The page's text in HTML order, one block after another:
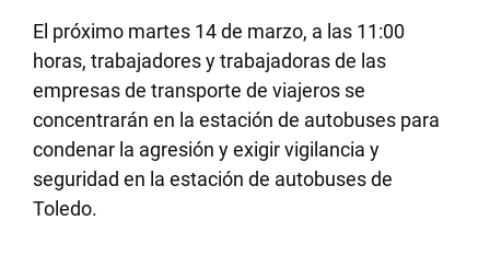
El próximo martes 14 de marzo, a las 11:00
horas, trabajadores y trabajadoras de las
empresas de transporte de viajeros se
concentrarán en la estación de autobuses para
condenar la agresión y exigir vigilancia y
seguridad en la estación de autobuses de
Toledo.